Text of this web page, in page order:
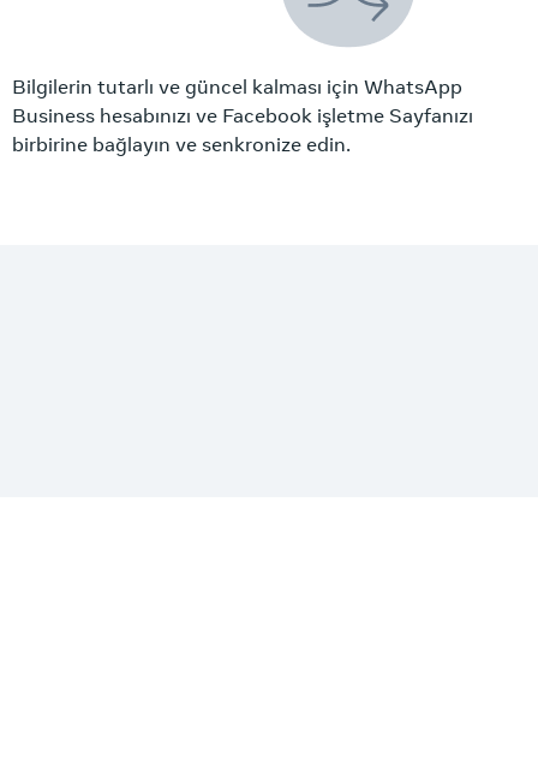
Bilgilerin tutarlı ve güncel kalması için WhatsApp
Business hesabınızı ve Facebook işletme Sayfanızı
birbirine bağlayın ve senkronize edin.